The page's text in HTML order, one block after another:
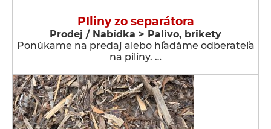
PIliny zo separátora
Prodej / Nabídka > Palivo, brikety
Ponúkame na predaj alebo hľadáme odberateľa
na piliny. …